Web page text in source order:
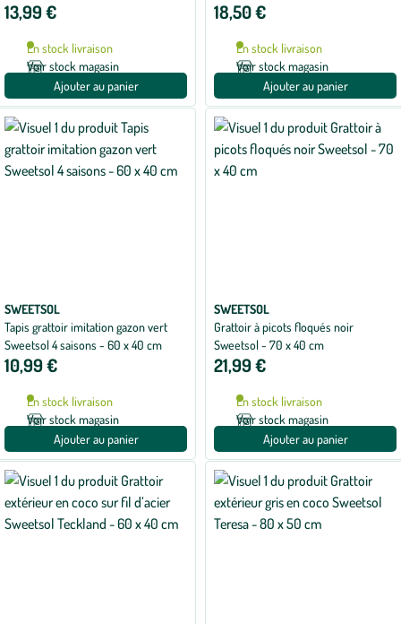
13,99 €
En stock livraison
Voir stock magasin
Ajouter au panier
18,50 €
En stock livraison
Voir stock magasin
Ajouter au panier
SWEETSOL
Tapis grattoir imitation gazon vert
Sweetsol 4 saisons - 60 x 40 cm
10,99 €
En stock livraison
Voir stock magasin
Ajouter au panier
SWEETSOL
Grattoir à picots floqués noir
Sweetsol - 70 x 40 cm
21,99 €
En stock livraison
Voir stock magasin
Ajouter au panier